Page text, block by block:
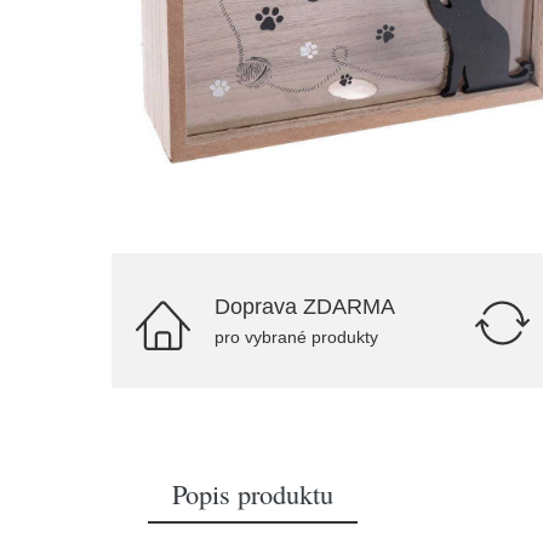
Doprava ZDARMA
pro vybrané produkty
Popis produktu